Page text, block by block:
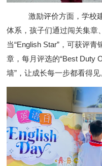
激励评价方面，学校
体系，孩子们通过闯关集章
当“English Star”，可获评
章，每月评选的“Best Duty
墙”，让成长每一步都看得见